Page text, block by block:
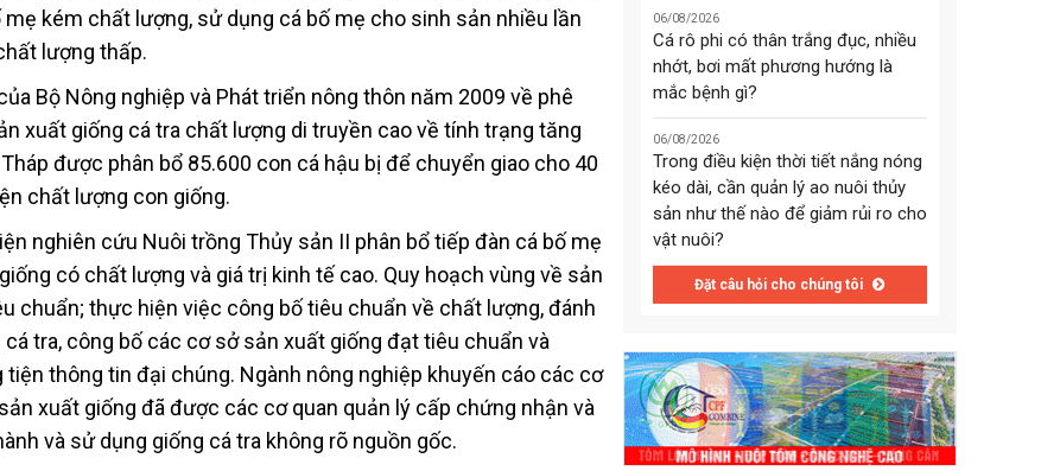
kém chất lượng, sử dụng cá bố mẹ cho sinh sản nhiều lần
lượng thấp.
Bộ Nông nghiệp và Phát triển nông thôn năm 2009 về phê
xuất giống cá tra chất lượng di truyền cao về tính trạng tăng
được phân bổ 85.600 con cá hậu bị để chuyển giao cho 40
chất lượng con giống.
nghiên cứu Nuôi trồng Thủy sản II phân bổ tiếp đàn cá bố mẹ
có chất lượng và giá trị kinh tế cao. Quy hoạch vùng về sản
chuẩn; thực hiện việc công bố tiêu chuẩn về chất lượng, đánh
tra, công bố các cơ sở sản xuất giống đạt tiêu chuẩn và
thông tin đại chúng. Ngành nông nghiệp khuyến cáo các cơ
xuất giống đã được các cơ quan quản lý cấp chứng nhận và
và sử dụng giống cá tra không rõ nguồn gốc.
06/08/2026
Cá rô phi có thân trắng đục, nhiều
nhớt, bơi mất phương hướng là
mắc bệnh gì?
06/08/2026
Trong điều kiện thời tiết nắng nóng
kéo dài, cần quản lý ao nuôi thủy
sản như thế nào để giảm rủi ro cho
vật nuôi?
Đặt câu hỏi cho chúng tôi